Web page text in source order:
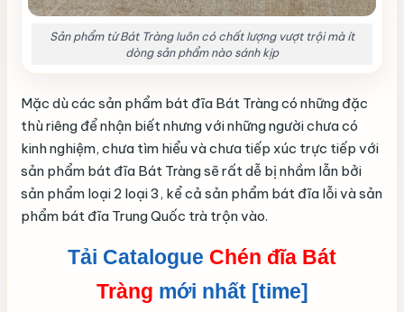
Sản phẩm từ Bát Tràng luôn có chất lượng vượt trội mà ít
dòng sản phẩm nào sánh kịp
Mặc dù các sản phẩm bát đĩa Bát Tràng có những đặc
thù riêng để nhận biết nhưng với những người chưa có
kinh nghiệm, chưa tìm hiểu và chưa tiếp xúc trực tiếp với
sản phẩm bát đĩa Bát Tràng sẽ rất dễ bị nhầm lẫn bởi
sản phẩm loại 2 loại 3, kể cả sản phẩm bát đĩa lỗi và sản
phẩm bát đĩa Trung Quốc trà trộn vào.
Tải Catalogue Chén đĩa Bát
Tràng mới nhất [time]